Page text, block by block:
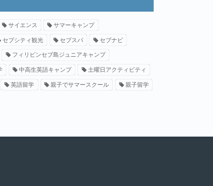
サイエンス サマーキャンプ
セブシティ観光 セブスパ セブナビ
フィリピンセブ島ジュニアキャンプ
中高生英語キャンプ 土曜日アクティビティ
英語留学 親子でサマースクール 親子留学